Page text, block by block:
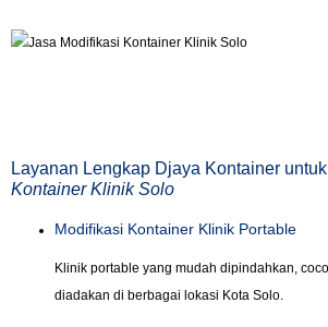
Layanan Lengkap Djaya Kontainer untuk
Kontainer Klinik Solo
Modifikasi Kontainer Klinik Portable
Klinik portable yang mudah dipindahkan,
diadakan di berbagai lokasi Kota Solo.